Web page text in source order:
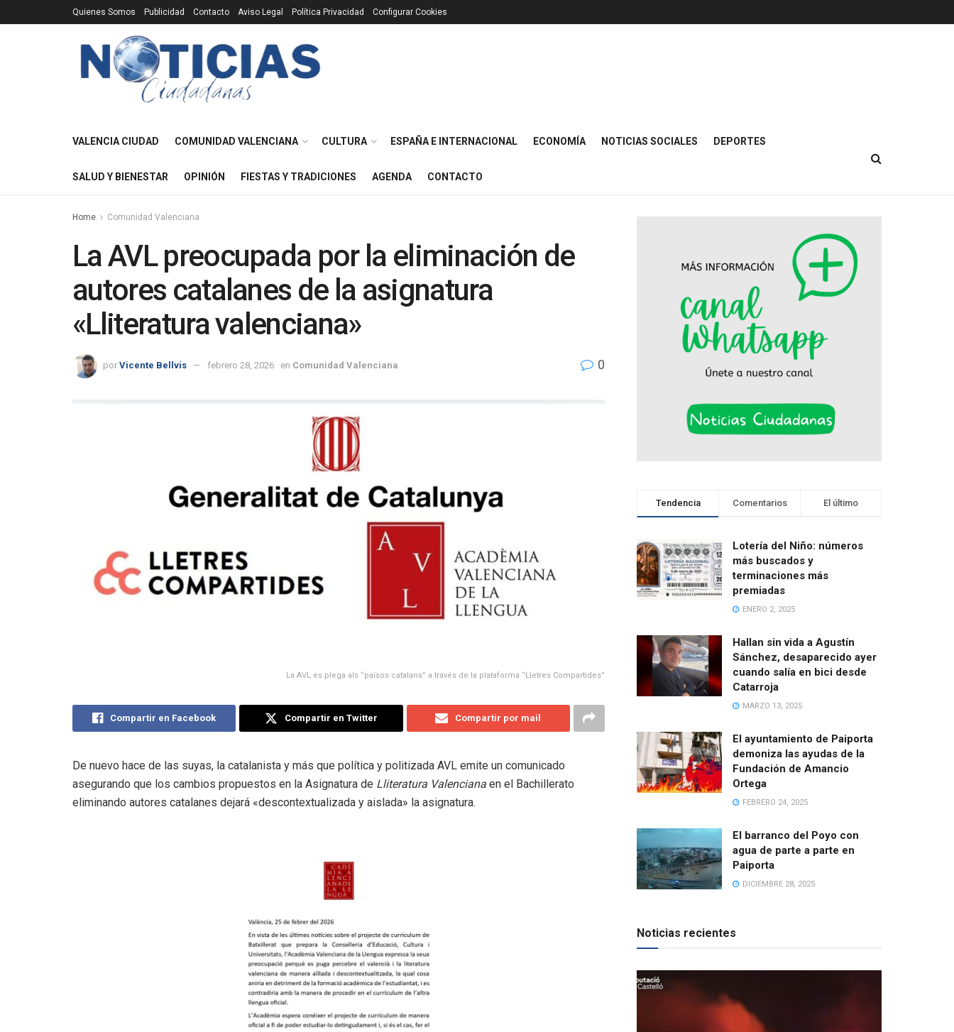
Quienes Somos Publicidad Contacto Aviso Legal Política Privacidad Configurar Cookies
VALENCIA CIUDAD COMUNIDAD VALENCIANA CULTURA ESPAÑA E INTERNACIONAL ECONOMÍA NOTICIAS SOCIALES DEPORTES
SALUD Y BIENESTAR OPINIÓN FIESTAS Y TRADICIONES AGENDA CONTACTO
Home Comunidad Valenciana
La AVL preocupada por la eliminación de
autores catalanes de la asignatura
«Lliteratura valenciana»
por Vicente Bellvis febrero 28, 2026 en Comunidad Valenciana 0
La AVL es plega als “països catalans” a través de la plataforma “Lletres Compartides”
Compartir en Facebook Compartir en Twitter Compartir por mail
De nuevo hace de las suyas, la catalanista y más que política y politizada AVL emite un comunicado
asegurando que los cambios propuestos en la Asignatura de Lliteratura Valenciana en el Bachillerato
eliminando autores catalanes dejará «descontextualizada y aislada» la asignatura.
Tendencia Comentarios El último
Lotería del Niño: números
más buscados y
terminaciones más
premiadas
ENERO 2, 2025
Hallan sin vida a Agustín
Sánchez, desaparecido ayer
cuando salía en bici desde
Catarroja
MARZO 13, 2025
El ayuntamiento de Paiporta
demoniza las ayudas de la
Fundación de Amancio
Ortega
FEBRERO 24, 2025
El barranco del Poyo con
agua de parte a parte en
Paiporta
DICIEMBRE 28, 2025
Noticias recientes